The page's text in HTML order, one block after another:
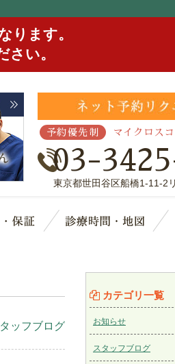
ります。
さい。
予約優先制 マイクロス
03-
東京都世田谷区船橋1-11-2
ー 治療費・保証
ッフブログ
カテゴリ一覧
お知らせ
スタッフブログ